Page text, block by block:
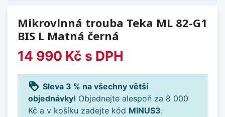
Mikrovlnná trouba Teka ML 82-G1
BIS L Matná černá
14 990 Kč s DPH
loyalty Sleva 3 % na všechny větší
objednávky! Objednejte alespoň za 8 000
Kč a v košíku zadejte kód MINUS3.